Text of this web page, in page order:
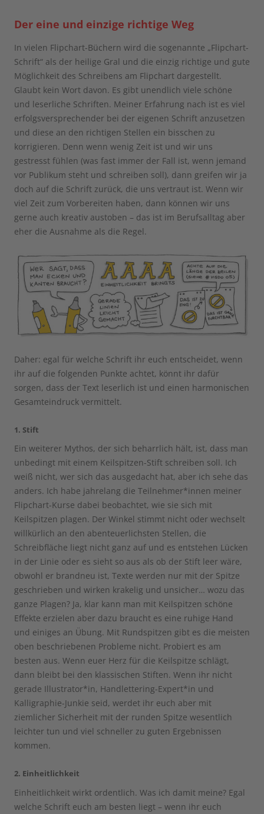
Der eine und einzige richtige Weg
In vielen Flipchart-Büchern wird die sogenannte „Flipchart-
Schrift“ als der heilige Gral und die einzig richtige und gute
Möglichkeit des Schreibens am Flipchart dargestellt.
Glaubt kein Wort davon. Es gibt unendlich viele schöne
und leserliche Schriften. Meiner Erfahrung nach ist es viel
erfolgsversprechender bei der eigenen Schrift anzusetzen
und diese an den richtigen Stellen ein bisschen zu
korrigieren. Denn wenn wenig Zeit ist und wir uns
gestresst fühlen (was fast immer der Fall ist, wenn jemand
vor Publikum steht und schreiben soll), dann greifen wir ja
doch auf die Schrift zurück, die uns vertraut ist. Wenn wir
viel Zeit zum Vorbereiten haben, dann können wir uns
gerne auch kreativ austoben – das ist im Berufsalltag aber
eher die Ausnahme als die Regel.
Daher: egal für welche Schrift ihr euch entscheidet, wenn
ihr auf die folgenden Punkte achtet, könnt ihr dafür
sorgen, dass der Text leserlich ist und einen harmonischen
Gesamteindruck vermittelt.
1. Stift
Ein weiterer Mythos, der sich beharrlich hält, ist, dass man
unbedingt mit einem Keilspitzen-Stift schreiben soll. Ich
weiß nicht, wer sich das ausgedacht hat, aber ich sehe das
anders. Ich habe jahrelang die Teilnehmer*innen meiner
Flipchart-Kurse dabei beobachtet, wie sie sich mit
Keilspitzen plagen. Der Winkel stimmt nicht oder wechselt
willkürlich an den abenteuerlichsten Stellen, die
Schreibfläche liegt nicht ganz auf und es entstehen Lücken
in der Linie oder es sieht so aus als ob der Stift leer wäre,
obwohl er brandneu ist, Texte werden nur mit der Spitze
geschrieben und wirken krakelig und unsicher… wozu das
ganze Plagen? Ja, klar kann man mit Keilspitzen schöne
Effekte erzielen aber dazu braucht es eine ruhige Hand
und einiges an Übung. Mit Rundspitzen gibt es die meisten
oben beschriebenen Probleme nicht. Probiert es am
besten aus. Wenn euer Herz für die Keilspitze schlägt,
dann bleibt bei den klassischen Stiften. Wenn ihr nicht
gerade Illustrator*in, Handlettering-Expert*in und
Kalligraphie-Junkie seid, werdet ihr euch aber mit
ziemlicher Sicherheit mit der runden Spitze wesentlich
leichter tun und viel schneller zu guten Ergebnissen
kommen.
2. Einheitlichkeit
Einheitlichkeit wirkt ordentlich. Was ich damit meine? Egal
welche Schrift euch am besten liegt – wenn ihr euch